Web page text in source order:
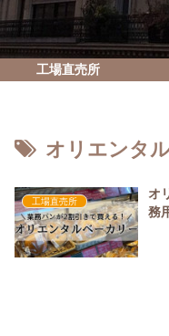
工場直売所
オリエンタ
工場直売所
オ
務